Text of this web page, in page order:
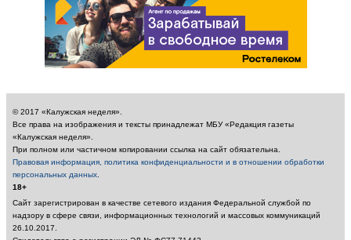
© 2017 «Калужская неделя».
Все права на изображения и тексты принадлежат МБУ «Редакция газеты
«Калужская неделя».
При полном или частичном копировании ссылка на сайт обязательна.
Правовая информация, политика конфиденциальности и в отношении обработки
персональных данных
18+
Сайт зарегистрирован в качестве сетевого издания Федеральной службой по
надзору в сфере связи, информационных технологий и массовых коммуникаций
26.10.2017.